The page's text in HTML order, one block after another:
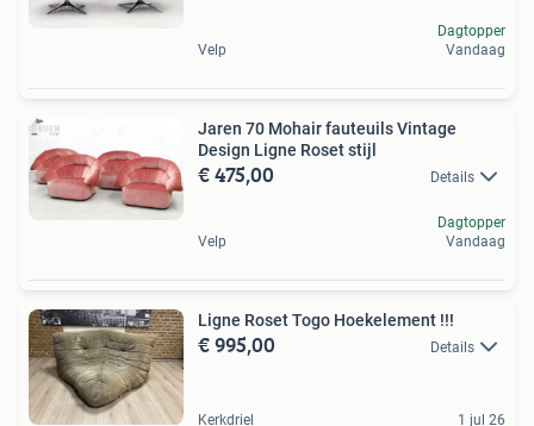
Velp
Dagtopper
Vandaag
Jaren 70 Mohair fauteuils Vintage
Design Ligne Roset stijl
€ 475,00 Details
Velp
Dagtopper
Vandaag
Ligne Roset Togo Hoekelement !!!
€ 995,00 Details
Kerkdriel 1 jul 26